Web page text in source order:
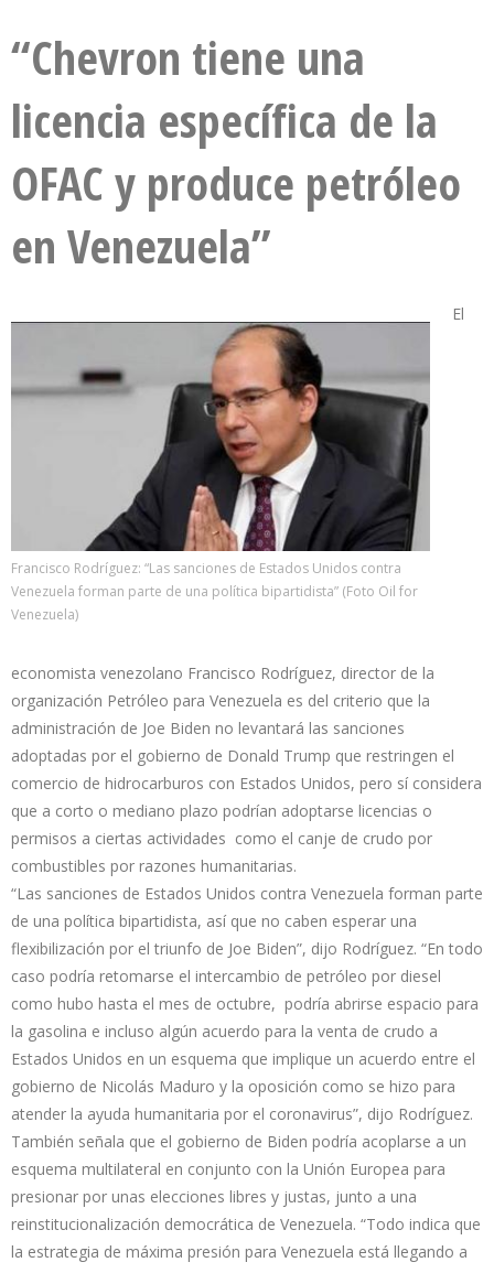
“Chevron tiene una
licencia específica de la
OFAC y produce petróleo
en Venezuela”
Francisco Rodríguez: “Las sanciones de Estados Unidos contra
Venezuela forman parte de una política bipartidista” (Foto Oil for
Venezuela)
El
economista venezolano Francisco Rodríguez, director de la
organización Petróleo para Venezuela es del criterio que la
administración de Joe Biden no levantará las sanciones
adoptadas por el gobierno de Donald Trump que restringen el
comercio de hidrocarburos con Estados Unidos, pero sí considera
que a corto o mediano plazo podrían adoptarse licencias o
permisos a ciertas actividades como el canje de crudo por
combustibles por razones humanitarias.
“Las sanciones de Estados Unidos contra Venezuela forman parte
de una política bipartidista, así que no caben esperar una
flexibilización por el triunfo de Joe Biden”, dijo Rodríguez. “En todo
caso podría retomarse el intercambio de petróleo por diesel
como hubo hasta el mes de octubre, podría abrirse espacio para
la gasolina e incluso algún acuerdo para la venta de crudo a
Estados Unidos en un esquema que implique un acuerdo entre el
gobierno de Nicolás Maduro y la oposición como se hizo para
atender la ayuda humanitaria por el coronavirus”, dijo Rodríguez.
También señala que el gobierno de Biden podría acoplarse a un
esquema multilateral en conjunto con la Unión Europea para
presionar por unas elecciones libres y justas, junto a una
reinstitucionalización democrática de Venezuela. “Todo indica que
la estrategia de máxima presión para Venezuela está llegando a